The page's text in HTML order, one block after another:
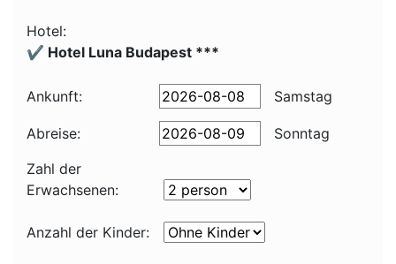
Hotel:
✔️ Hotel Luna Budapest ***
Ankunft: Samstag
Abreise:
Sonntag
Zahl der
Erwachsenen:
Anzahl der Kinder: